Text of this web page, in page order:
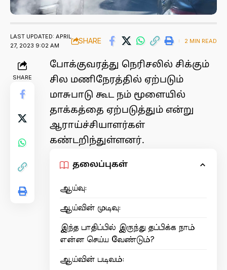
LAST UPDATED: APRIL
27, 2023 9:02 AM
SHARE 2 MIN READ
SHARE
போக்குவரத்து நெரிசலில் சிக்கும்
சில மணிநேரத்தில் ஏற்படும்
மாசுபாடு கூட நம் மூளையில்
தாக்கத்தை ஏற்படுத்தும் என்று
ஆராய்ச்சியாளர்கள்
கண்டறிந்துள்ளனர்.
தலைப்புகள்
ஆய்வு:
ஆய்வின் முடிவு:
இந்த பாதிப்பில் இருந்து தப்பிக்க நாம்
என்ன செய்ய வேண்டும்?
ஆய்வின் படிவம்: